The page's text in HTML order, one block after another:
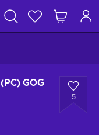
GOG
5